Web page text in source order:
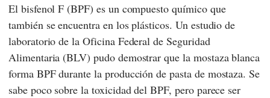
El bisfenol F (BPF) es un compuesto químico que
también se encuentra en los plásticos. Un estudio de
laboratorio dela Oficina Federal de Seguridad
Alimentaria (BLV) pudo demostrar que la mostaza blanca
forma BPF durante la producción de pasta de mostaza. Se
sabe poco sobre la toxicidad del BPF, pero parece ser